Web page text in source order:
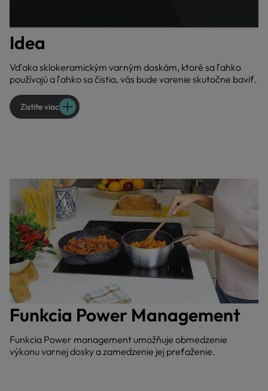
Idea
Vďaka sklokeramickým varným doskám, ktoré sa ľahko
používajú a ľahko sa čistia, vás bude varenie skutočne baviť.
Zistite viac
Funkcia Power Management
Funkcia Power management umožňuje obmedzenie
výkonu varnej dosky a zamedzenie jej preťaženie.